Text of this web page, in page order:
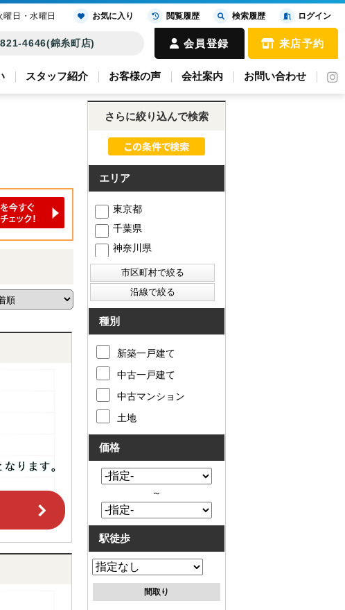
4646(錦糸町店) 会員登録 来店予約
スタッフ紹介 お客様の声 会社案内 お問い合わせ
さらに絞り込んで検索
エリア
東京都
千葉県
神奈川県
種別
新築一戸建て
中古一戸建て
中古マンション
土地
価格
～
駅徒歩
間取り
日・水曜日 お気に入り 閲覧履歴 検索履歴 ログイン